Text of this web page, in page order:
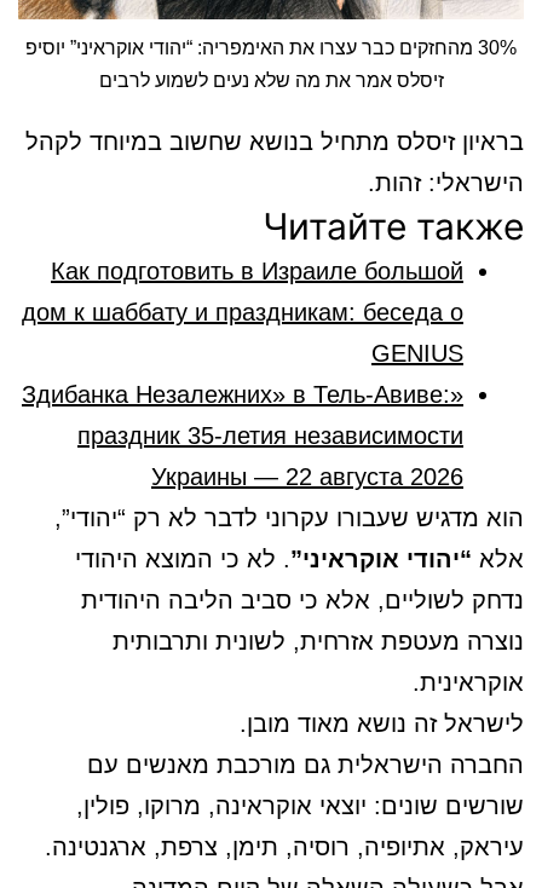
30% מהחזקים כבר עצרו את האימפריה: “יהודי אוקראיני” יוסיפ
זיסלס אמר את מה שלא נעים לשמוע לרבים
בראיון זיסלס מתחיל בנושא שחשוב במיוחד לקהל
הישראלי: זהות.
Читайте также
Как подготовить в Израиле большой
дом к шаббату и праздникам: беседа о
GENIUS
«Здибанка Незалежних» в Тель-Авиве:
праздник 35-летия независимости
Украины — 22 августа 2026
הוא מדגיש שעבורו עקרוני לדבר לא רק “יהודי”,
אלא “יהודי אוקראיני”. לא כי המוצא היהודי
נדחק לשוליים, אלא כי סביב הליבה היהודית
נוצרה מעטפת אזרחית, לשונית ותרבותית
אוקראינית.
לישראל זה נושא מאוד מובן.
החברה הישראלית גם מורכבת מאנשים עם
שורשים שונים: יוצאי אוקראינה, מרוקו, פולין,
עיראק, אתיופיה, רוסיה, תימן, צרפת, ארגנטינה.